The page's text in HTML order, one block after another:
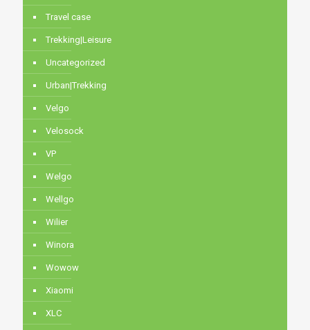
Travel case
Trekking|Leisure
Uncategorized
Urban|Trekking
Velgo
Velosock
VP
Welgo
Wellgo
Wilier
Winora
Wowow
Xiaomi
XLC